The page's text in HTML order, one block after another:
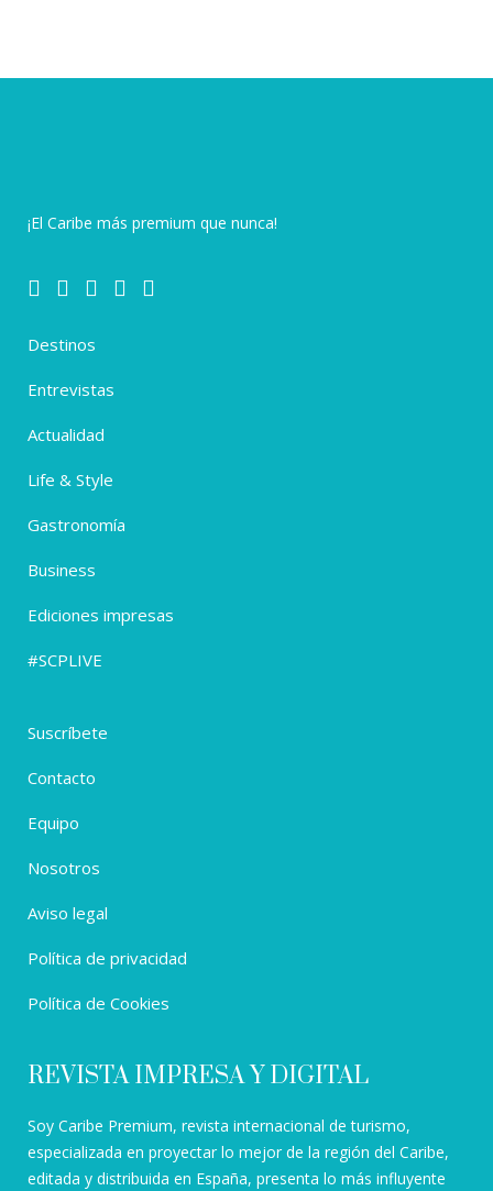
¡El Caribe más premium que nunca!
Destinos
Entrevistas
Actualidad
Life & Style
Gastronomía
Business
Ediciones impresas
#SCPLIVE
Suscríbete
Contacto
Equipo
Nosotros
Aviso legal
Política de privacidad
Política de Cookies
REVISTA IMPRESA Y DIGITAL
Soy Caribe Premium, revista internacional de turismo,
especializada en proyectar lo mejor de la región del Caribe,
editada y distribuida en España, presenta lo más influyente